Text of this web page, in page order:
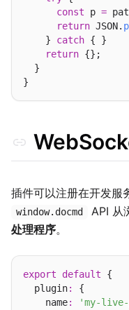
const p =
return JSON.
    }
catch { }
return {};
  }
插件可以注册在开发服
window.docmd API 从
处理程序。
export default {
  plugin
:
{
    name
: 'my-